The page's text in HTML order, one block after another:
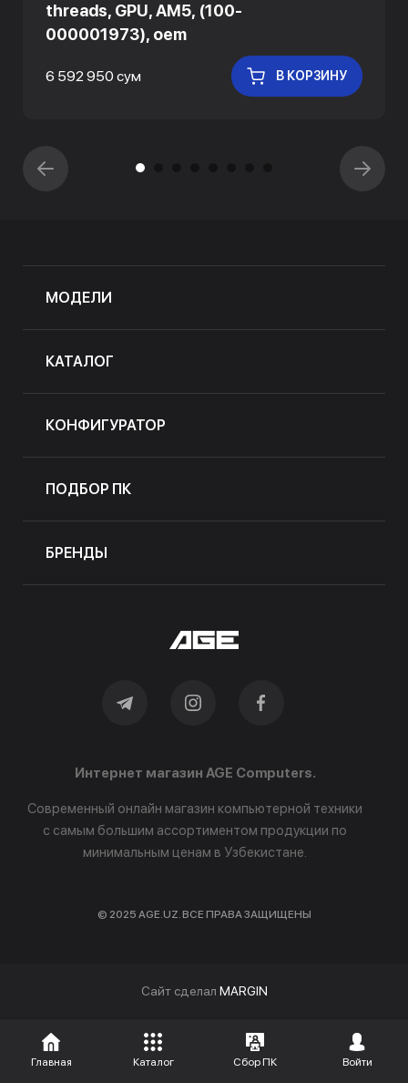
threads, GPU, AM5, (100-
000001973), oem
6 592 950 сум В КОРЗИНУ
МОДЕЛИ
КАТАЛОГ
КОНФИГУРАТОР
ПОДБОР ПК
БРЕНДЫ
Интернет магазин AGE Computers.
Современный онлайн магазин компьютерной техники
с самым большим ассортиментом продукции по
минимальным ценам в Узбекистане.
© 2025 AGE.UZ. ВСЕ ПРАВА ЗАЩИЩЕНЫ
Cайт сделал MARGIN
Главная Каталог Сбор ПК Войти